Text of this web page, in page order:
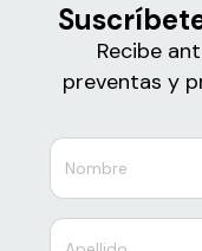
Recibe
preventas y